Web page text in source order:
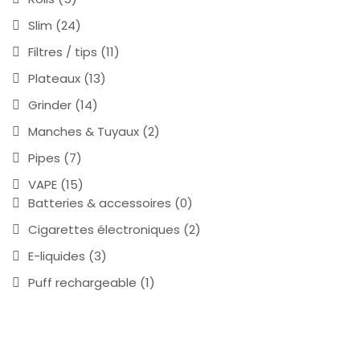
Slim (24)
Filtres / tips (11)
Plateaux (13)
Grinder (14)
Manches & Tuyaux (2)
Pipes (7)
VAPE (15)
Batteries & accessoires (0)
Cigarettes électroniques (2)
E-liquides (3)
Puff rechargeable (1)